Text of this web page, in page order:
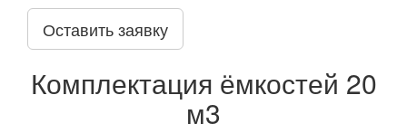
Оставить заявку
Комплектация ёмкостей 20
м3